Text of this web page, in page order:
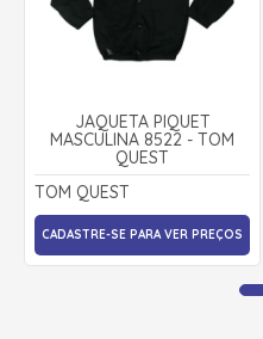
JAQUETA PIQUET
MASCULINA 8522 - TOM
QUEST
TOM QUEST
CADASTRE-SE PARA VER PREÇOS